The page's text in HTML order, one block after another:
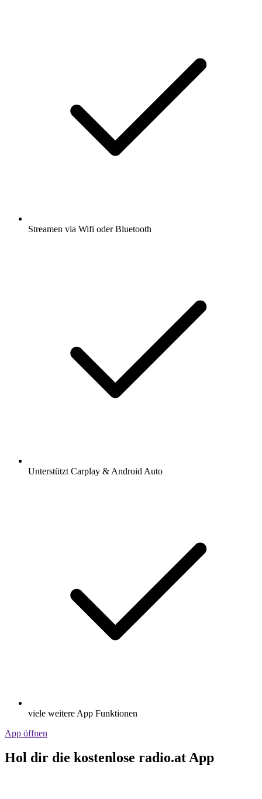
Streamen via Wifi oder Bluetooth
Unterstützt Carplay & Android Auto
viele weitere App Funktionen
App öffnen
Hol dir die kostenlose radio.at App